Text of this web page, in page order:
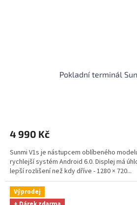
Pokladní terminál
4 990 Kč
Sunmi V1s je nástupcem oblíbeného
rychlejší systém Android 6.0. Displej má
lepší rozlišení než kdy dříve - 1280 × 720...
Výprodej